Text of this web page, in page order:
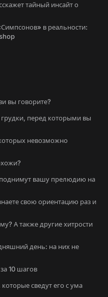
тайный инсайт о
в реальности:
вы говорите?
перед которыми вы
невозможно
вашу прелюдию на
свою ориентацию раз и
А также другие хитрости
день: на них не
10 шагов
сведут его с ума